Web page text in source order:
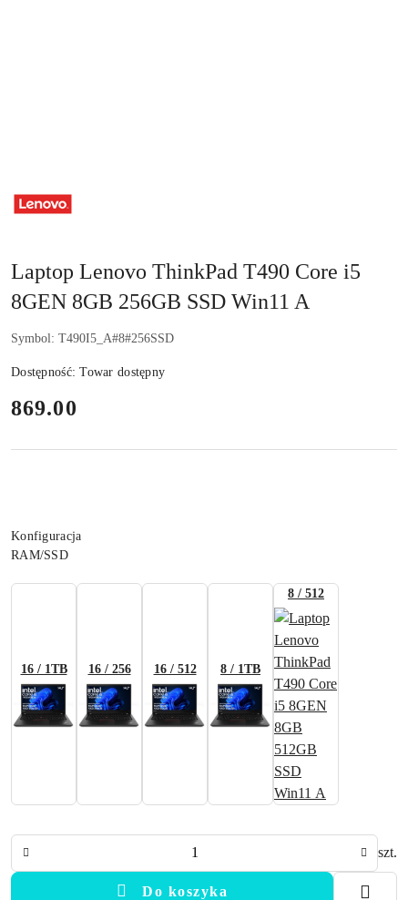
LENOVO
Laptop Lenovo ThinkPad T490 Core i5
8GEN 8GB 256GB SSD Win11 A
Symbol: T490I5_A#8#256SSD
Dostępność:Towar dostępny
cena:
869.00
Wariant
Konfiguracja
RAM/SSD
16 / 1TB 16 / 256 16 / 512 8 / 1TB
8 / 512
szt.
Do koszyka